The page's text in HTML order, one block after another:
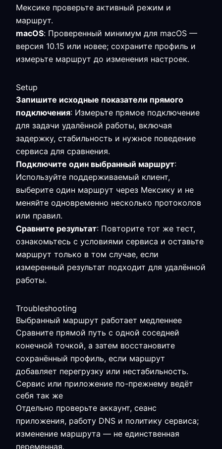
Мексике проверьте активный режим и
маршрут.
macOS: Проверенный минимум для macOS —
версия 10.15 или новее; сохраните профиль и
измерьте маршрут до изменения настроек.
Setup
Запишите исходные показатели прямого
подключения: Измерьте прямое подключение
для задачи удалённой работы, включая
задержку, стабильность и нужное поведение
сервиса для сравнения.
Подключите один выбранный маршрут:
Используйте поддерживаемый клиент,
выберите один маршрут через Мексику и не
меняйте одновременно несколько протоколов
или правил.
Сравните результат: Повторите тот же тест,
ознакомьтесь с условиями сервиса и оставьте
маршрут только в том случае, если
измеренный результат подходит для удалённой
работы.
Troubleshooting
Выбранный маршрут работает медленнее
Сравните прямой путь с одной соседней
конечной точкой, а затем восстановите
сохранённый профиль, если маршрут
добавляет перегрузку или нестабильность.
Сервис или приложение по-прежнему ведёт
себя так же
Отдельно проверьте аккаунт, сеанс
приложения, работу DNS и политику сервиса;
изменение маршрута — не единственная
переменная.